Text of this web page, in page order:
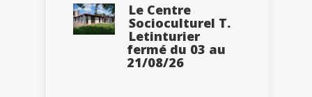
Le Centre
Socioculturel T.
Letinturier
fermé du 03 au
21/08/26